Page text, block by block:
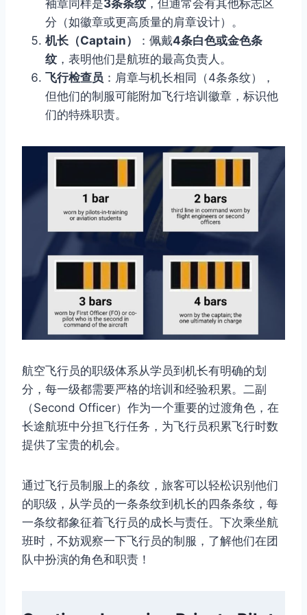
袖章同样是3条条纹 ，但通常会有其他标志区
分（如徽章或更高质量的肩章设计）。
机长（Captain）
：佩戴4条白色或金色条
纹 ，表明他们是航班的最高负责人。
飞行检查员 ：肩章与机长相同（4条条纹），
但他们的制服可能附加飞行培训徽章，标识他
们的特殊职责。
航空飞行员的职级体系从学员到机长有明确的划
分，每一级都需要严格的培训和经验积累。二副
（Second Officer）作为一个重要的过渡角色，在
长途航班中分担飞行任务，为飞行员积累飞行时数
提供了宝贵的机会。
通过飞行员制服上的条纹，旅客可以轻松识别他们
的职级，从学员的一条条纹到机长的四条条纹，每
一条纹都象征着飞行员的成长与责任。下次乘坐航
班时，不妨观察一下飞行员的制服，了解他们在团
队中扮演的角色和职责！